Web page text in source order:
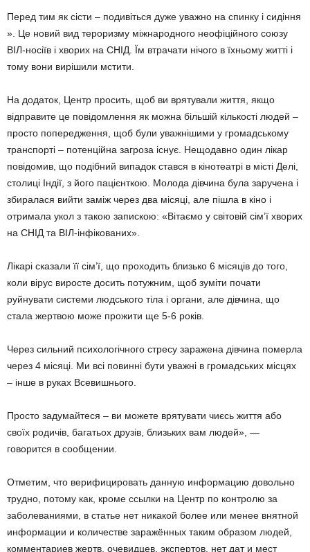
Перед тим як сісти – подивіться дуже уважно на спинку і сидіння
». Це новий вид тероризму міжнародного неофіційного союзу
ВІЛ-носіїв і хворих на СНІД. Їм втрачати нічого в їхньому житті і
тому вони вирішили мстити.
На додаток, Центр просить, щоб ви врятували життя, якщо
відправите це повідомлення як можна більшій кількості людей –
просто попередження, щоб були уважнішими у громадському
транспорті – потенційна загроза існує. Нещодавно один лікар
повідомив, що подібний випадок стався в кінотеатрі в місті Делі,
столиці Індії, з його пацієнткою. Молода дівчина була заручена і
збиралася вийти заміж через два місяці, але пішла в кіно і
отримала укол з такою запискою: «Вітаємо у світовій сім’ї хворих
на СНІД та ВІЛ-інфікованих».
Лікарі сказали її сім’ї, що проходить близько 6 місяців до того,
коли вірус виросте досить потужним, щоб зуміти почати
руйнувати системи людського тіла і органи, але дівчина, що
стала жертвою може прожити ще 5-6 років.
Через сильний психологічного стресу заражена дівчина померла
через 4 місяці. Ми всі повинні бути уважні в громадських місцях
– інше в руках Всевишнього.
Просто задумайтеся – ви можете врятувати чиєсь життя або
своїх родичів, багатьох друзів, близьких вам людей», —
говорится в сообщении.
Отметим, что верифицировать данную информацию довольно
трудно, потому как, кроме ссылки на Центр по контролю за
заболеваниями, в статье нет никакой более или менее внятной
информации и количестве заражённых таким образом людей,
комментариев жертв, очевидцев, экспертов, нет дат и мест